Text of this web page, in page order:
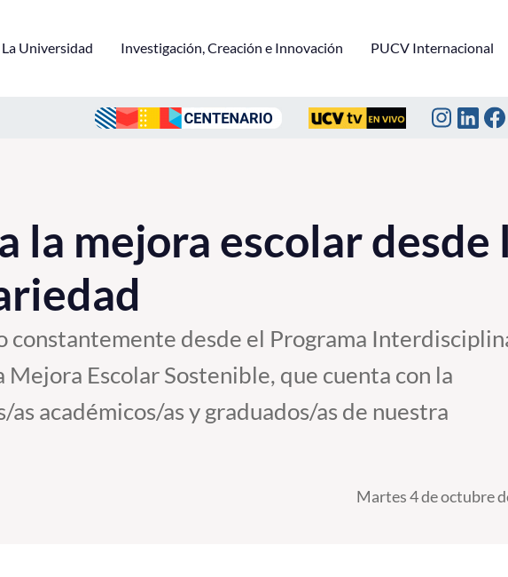
La Universidad Investigación, Creación e Innovación PUCV Internacional
la mejora escolar desde
constantemente desde el Programa
Escolar Sostenible, que cuenta con la
académicos/as y graduados/as de nuestra
Martes 4 de octubre